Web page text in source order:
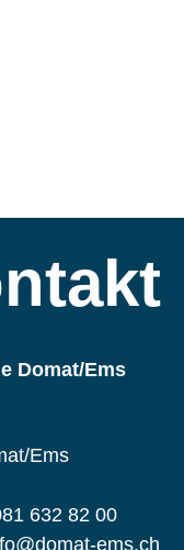
Domat/Ems
Ems
632 82 00
ems.ch